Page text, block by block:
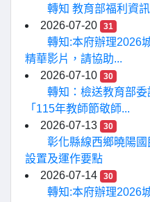
轉知 教育部福利資
2026-07-20
31
轉知:本府辦理2026
精華影片，請協助...
2026-07-10
30
轉知：檢送教育部
「115年教師節敬師...
2026-07-13
30
彰化縣線西鄉曉陽
設置及運作要點
2026-07-14
30
轉知:本府辦理2026